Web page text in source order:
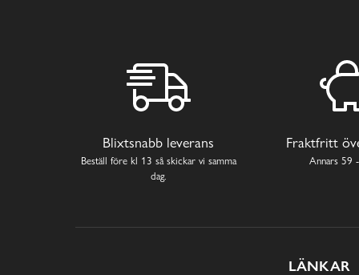
Blixtsnabb leverans
Beställ före kl 13 så skickar vi samma
dag.
Fraktfritt
Annars 59
LÄNKAR